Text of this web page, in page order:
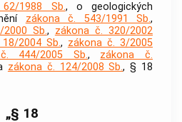
1988 Sb., o geologických
zákona č. 543/1991 Sb.,
Sb., zákona č. 320/2002
2004 Sb., zákona č. 3/2005
444/2005 Sb., zákona č.
zákona č. 124/2008 Sb., § 18
„§ 18